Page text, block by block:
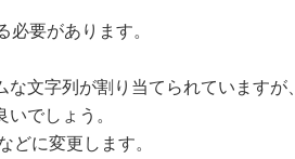
要があります。
文字列が割り当てられていますが、
でしょう。
に変更します。